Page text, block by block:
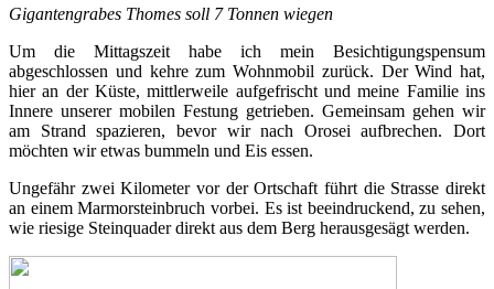
Gigantengrabes Thomes soll 7 Tonnen wiegen
Um die Mittagszeit habe ich mein Besichtigungspensum
abgeschlossen und kehre zum Wohnmobil zurück. Der Wind hat,
hier an der Küste, mittlerweile aufgefrischt und meine Familie ins
Innere unserer mobilen Festung getrieben. Gemeinsam gehen wir
am Strand spazieren, bevor wir nach Orosei aufbrechen. Dort
möchten wir etwas bummeln und Eis essen.
Ungefähr zwei Kilometer vor der Ortschaft führt die Strasse direkt
an einem Marmorsteinbruch vorbei. Es ist beeindruckend, zu sehen,
wie riesige Steinquader direkt aus dem Berg herausgesägt werden.